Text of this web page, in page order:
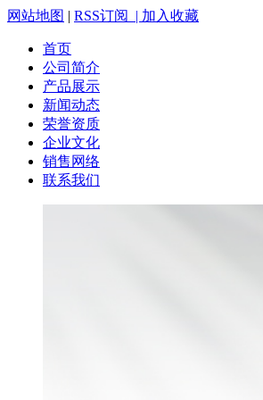
网站地图 | RSS订阅 | 加入收藏
首页
公司简介
产品展示
新闻动态
荣誉资质
企业文化
销售网络
联系我们